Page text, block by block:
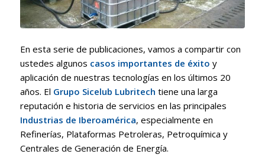
En esta serie de publicaciones, vamos a compartir con
ustedes algunos casos importantes de éxito y
aplicación de nuestras tecnologías en los últimos 20
años. El Grupo Sicelub Lubritech tiene una larga
reputación e historia de servicios en las principales
Industrias de Iberoamérica, especialmente en
Refinerías, Plataformas Petroleras, Petroquímica y
Centrales de Generación de Energía.